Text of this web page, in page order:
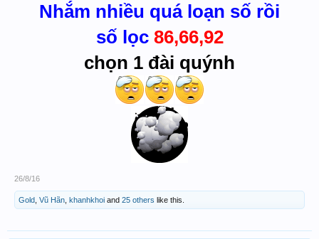
Nhắm nhiều quá loạn số rồi
số lọc 86,66,92
chọn 1 đài quýnh
26/8/16
Gold Vũ Hãn khanhkhoi and 25 others like this.